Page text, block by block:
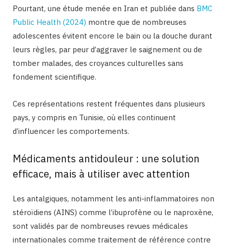
Pourtant, une étude menée en Iran et publiée dans BMC
Public Health (2024) montre que de nombreuses
adolescentes évitent encore le bain ou la douche durant
leurs règles, par peur d’aggraver le saignement ou de
tomber malades, des croyances culturelles sans
fondement scientifique.
Ces représentations restent fréquentes dans plusieurs
pays, y compris en Tunisie, où elles continuent
d’influencer les comportements.
Médicaments antidouleur : une solution
efficace, mais à utiliser avec attention
Les antalgiques, notamment les anti-inflammatoires non
stéroïdiens (AINS) comme l’ibuprofène ou le naproxène,
sont validés par de nombreuses revues médicales
internationales comme traitement de référence contre